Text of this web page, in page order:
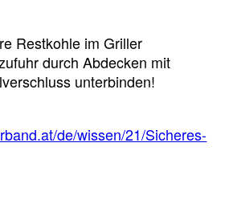
Restkohle im Griller
durch Abdecken mit
unterbinden!
de/wissen/21/Sicheres-